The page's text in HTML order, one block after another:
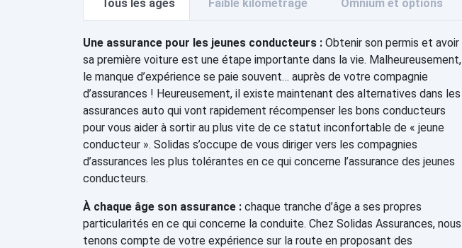
Tous les âges Faible kilométrage Omnium et options
Une assurance pour les jeunes conducteurs : Obtenir son permis et avoir
sa première voiture est une étape importante dans la vie. Malheureusement,
le manque d’expérience se paie souvent… auprès de votre compagnie
d’assurances ! Heureusement, il existe maintenant des alternatives dans les
assurances auto qui vont rapidement récompenser les bons conducteurs
pour vous aider à sortir au plus vite de ce statut inconfortable de « jeune
conducteur ». Solidas s’occupe de vous diriger vers les compagnies
d’assurances les plus tolérantes en ce qui concerne l’assurance des jeunes
conducteurs.
À chaque âge son assurance : chaque tranche d’âge a ses propres
particularités en ce qui concerne la conduite. Chez Solidas Assurances, nous
tenons compte de votre expérience sur la route en proposant des